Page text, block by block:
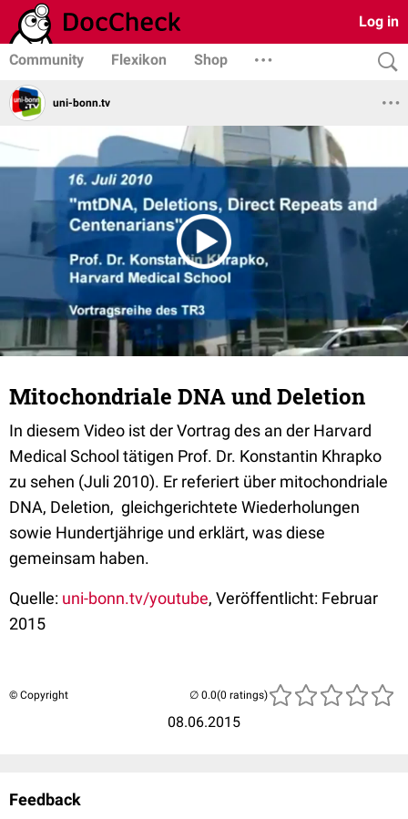
Log in
Community Flexikon Shop
uni-bonn.tv
Mitochondriale DNA und Deletion
In diesem Video ist der Vortrag des an der Harvard
Medical School tätigen Prof. Dr. Konstantin Khrapko
zu sehen (Juli 2010). Er referiert über mitochondriale
DNA, Deletion, gleichgerichtete Wiederholungen
sowie Hundertjährige und erklärt, was diese
gemeinsam haben.
Quelle: uni-bonn.tv/youtube, Veröffentlicht: Februar
2015
© Copyright
08.06.2015
(0 ratings)
Feedback